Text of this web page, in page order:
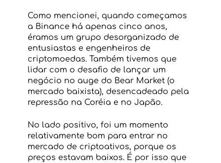
Como mencionei, quando começamos
a Binance há apenas cinco anos,
éramos um grupo desorganizado de
entusiastas e engenheiros de
criptomoedas. Também tivemos que
lidar com o desafio de lançar um
negócio no auge do Bear Market (o
mercado baixista), desencadeado pela
repressão na Coréia e no Japão.
No lado positivo, foi um momento
relativamente bom para entrar no
mercado de criptoativos, porque os
preços estavam baixos. É por isso que